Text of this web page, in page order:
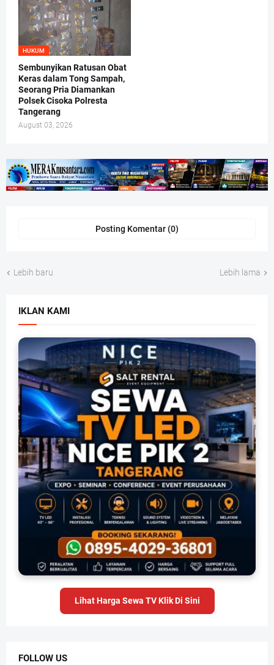
HUKUM
Sembunyikan Ratusan Obat
Keras dalam Tong Sampah,
Seorang Pria Diamankan
Polsek Cisoka Polresta
Tangerang
August 03, 2026
Posting Komentar (0)
Lebih baru Lebih lama
IKLAN KAMI
Lihat Harga Sewa TV Klik Di Sini
FOLLOW US